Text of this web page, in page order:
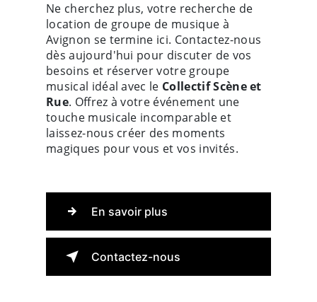
Ne cherchez plus, votre recherche de
location de groupe de musique à
Avignon se termine ici. Contactez-nous
dès aujourd'hui pour discuter de vos
besoins et réserver votre groupe
musical idéal avec le Collectif Scène et
Rue. Offrez à votre événement une
touche musicale incomparable et
laissez-nous créer des moments
magiques pour vous et vos invités.
En savoir plus
Contactez-nous